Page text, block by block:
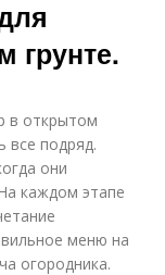
грунте.
в открытом
все подряд.
они
каждом этапе
меню на
огородника.